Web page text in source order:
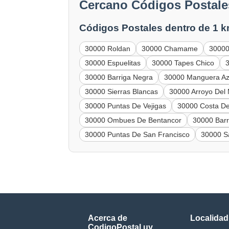
Cercano Códigos
Códigos Postales dentro de 1
30000 Roldan 30000 Chamame
30000 Espuelitas
30000 Tapes Chico
30000 Barriga Negra
30000 Manguera
30000 Sierras Blancas
30000 Arroyo Del
30000 Puntas De Vejigas
30000 Costa
30000 Ombues De Bentancor
30000
30000 Puntas De San Francisco
30000
Acerca de
CodigoPostal.uy